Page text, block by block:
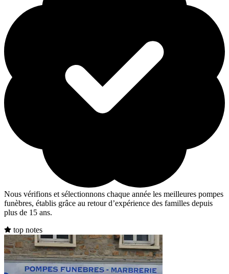
Nous vérifions et sélectionnons chaque année les meilleures pompes
funèbres, établis grâce au retour d’expérience des familles depuis
plus de 15 ans.
top notes